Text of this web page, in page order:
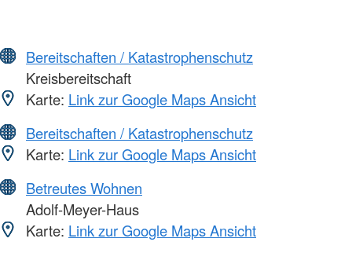
Bereitschaften / Katastrophenschutz
Kreisbereitschaft
Karte: Link zur Google Maps Ansicht
Bereitschaften / Katastrophenschutz
Karte: Link zur Google Maps Ansicht
Betreutes Wohnen
Adolf-Meyer-Haus
Karte: Link zur Google Maps Ansicht